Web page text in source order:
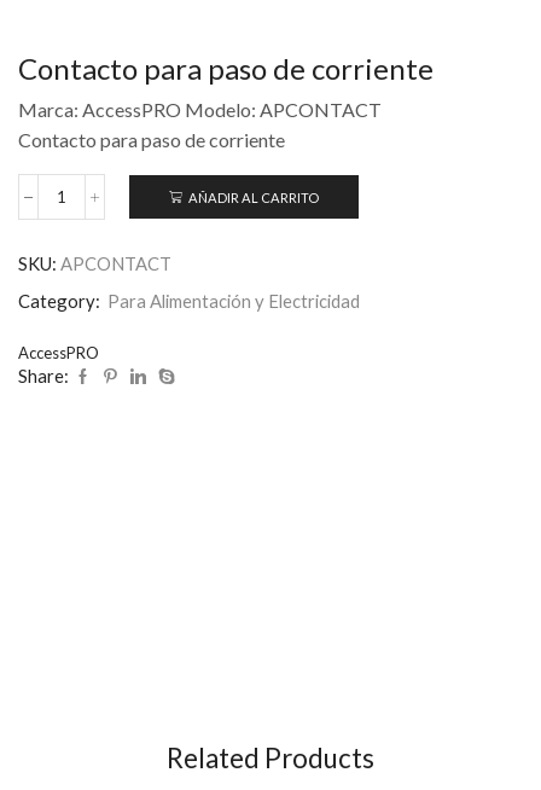
Contacto para paso de corriente
Marca: AccessPRO Modelo: APCONTACT
Contacto para paso de corriente
AÑADIR AL CARRITO
SKU: APCONTACT
Category: Para Alimentación y Electricidad
AccessPRO
Share:
Related Products